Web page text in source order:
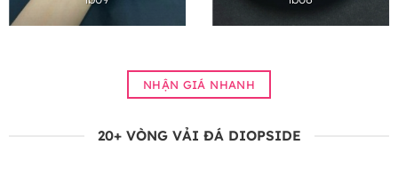
NHẬN GIÁ NHANH
20+ VÒNG VẢI ĐÁ DIOPSIDE